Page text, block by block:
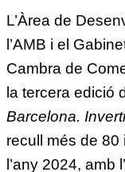
L’Àrea de
l’AMB i el
Cambra de
la tercera edició
Barcelona.
recull més de 80
l’any 2024, amb